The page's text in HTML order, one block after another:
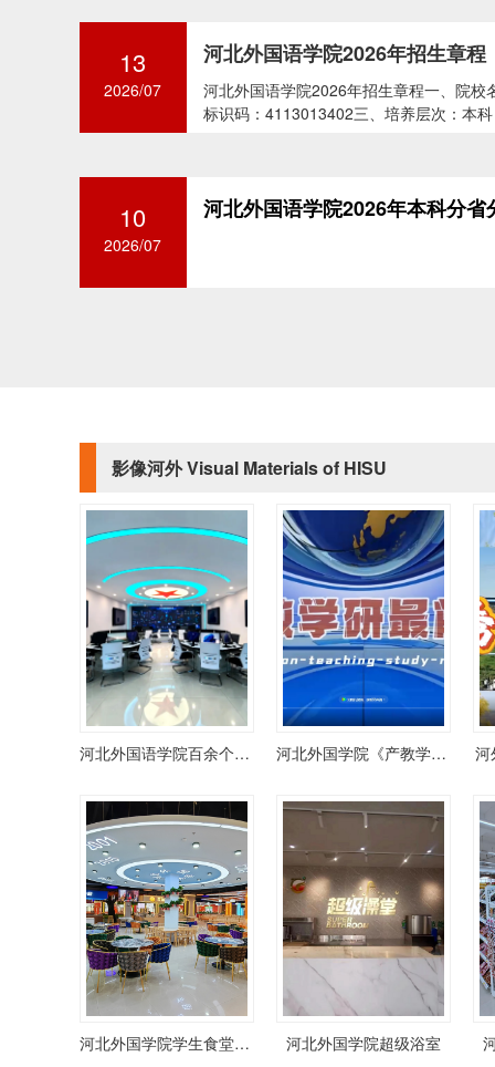
13
2026/07
河北外国语学院2026年招生章程
河北外国语学院2026年招生章程一、院校
标识码：4113013402三、培养层次：本
10
2026/07
河北外国语学院2026年本科分省
影像河外 Visual Materials of HISU
河北外国语学院百余个实训室 河北外国学院《产教学研》 河
河北外国学院学生食堂（学生餐厅） 河北外国学院超级浴室